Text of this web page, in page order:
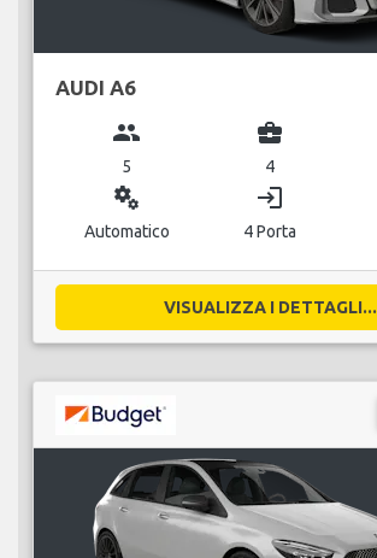
AUDI A6
group
5
business_center
4
miscellaneous_services
Automatico
login
4 Porta
VISUALIZZA I DETTAGLI...